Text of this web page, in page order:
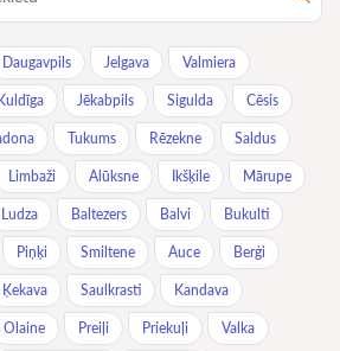
Daugavpils Jelgava Valmiera
Kuldīga Jēkabpils Sigulda Cēsis
Tukums Rēzekne Saldus
Limbaži Alūksne Ikšķile Mārupe
Ludza Baltezers Balvi Bukulti
Piņķi Smiltene Auce Berģi
Ķekava Saulkrasti Kandava
Olaine Preiļi Priekuļi Valka